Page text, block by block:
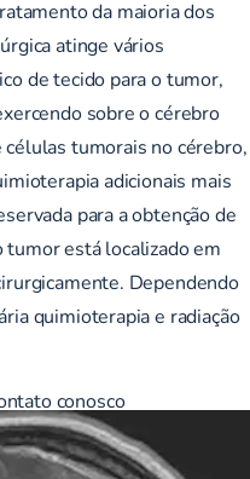
da maioria dos
atinge vários
de tecido para o tumor,
sobre o cérebro
tumorais no cérebro,
adicionais mais
para a obtenção de
tumor está localizado em
Dependendo
quimioterapia e radiação
conosco